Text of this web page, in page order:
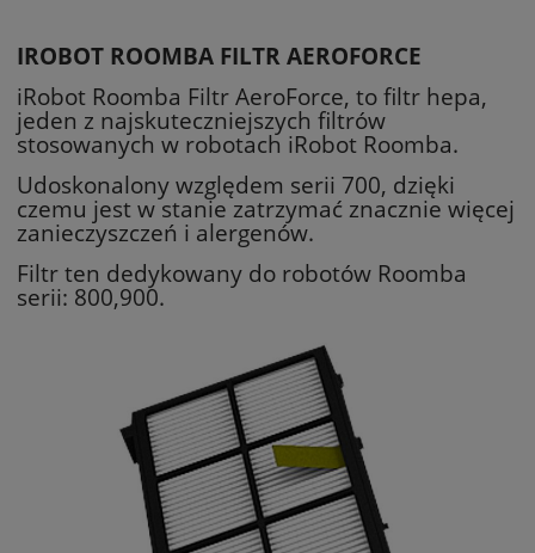
IROBOT ROOMBA FILTR AEROFORCE
iRobot Roomba Filtr AeroForce, to filtr hepa,
jeden z najskuteczniejszych filtrów
stosowanych w robotach iRobot Roomba.
Udoskonalony względem serii 700, dzięki
czemu jest w stanie zatrzymać znacznie więcej
zanieczyszczeń i alergenów.
Filtr ten dedykowany do robotów Roomba
serii: 800,900.